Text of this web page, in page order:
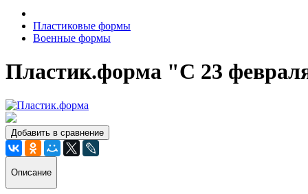
Пластиковые формы
Военные формы
Пластик.форма "С 23
Добавить в сравнение
Описание